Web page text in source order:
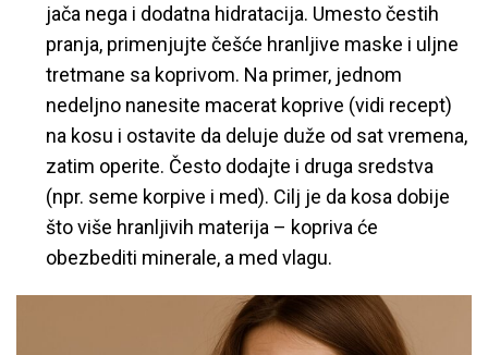
jača nega i dodatna hidratacija. Umesto čestih
pranja, primenjujte češće hranljive maske i uljne
tretmane sa koprivom. Na primer, jednom
nedeljno nanesite macerat koprive (vidi recept)
na kosu i ostavite da deluje duže od sat vremena,
zatim operite. Često dodajte i druga sredstva
(npr. seme korpive i med). Cilj je da kosa dobije
što više hranljivih materija – kopriva će
obezbediti minerale, a med vlagu.